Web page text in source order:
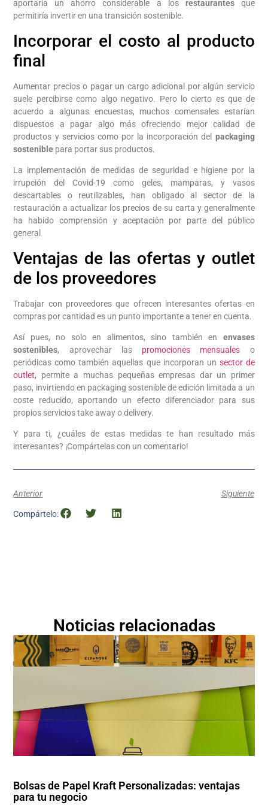
aportaría un ahorro considerable a los restaurantesque
permitiría invertir en una transición sostenible.
Incorporar el costo al producto
final
Aumentar precios o pagar un cargo adicional por algún servicio
suele percibirse como algo negativo. Pero lo cierto es que de
acuerdo a algunas encuestas, muchos comensales estarían
dispuestos a pagar algo más ofreciendo mejor calidad de
productos y servicios como por la incorporación del packaging
sostenible para portar sus productos.
La implementación de medidas de seguridad e higiene por la
irrupción del Covid-19 como geles, mamparas, y vasos
descartables o reutilizables, han obligado al sector de la
restauración a actualizar los precios de su carta y generalmente
ha habido comprensión y aceptación por parte del público
general
Ventajas de las ofertas y outlet
de los proveedores
Trabajar con proveedores que ofrecen interesantes ofertas en
compras por cantidad es un punto importante a tener en cuenta.
Así pues, no solo en alimentos, sino también en envases
sostenibles, aprovechar las promociones mensuales o
periódicas como también aquellas que incorporan un sector de
outlet, permite a muchas pequeñas empresas dar un primer
paso, invirtiendo en packaging sostenible de edición limitada a un
coste reducido, aportando un efecto diferenciador para sus
propios servicios take away o delivery.
Y para ti, ¿cuáles de estas medidas te han resultado más
interesantes? ¡Compártelas con un comentario!
Anterior Siguiente
Compártelo:
Noticias relacionadas
Bolsas de Papel Kraft Personalizadas: ventajas
para tu negocio